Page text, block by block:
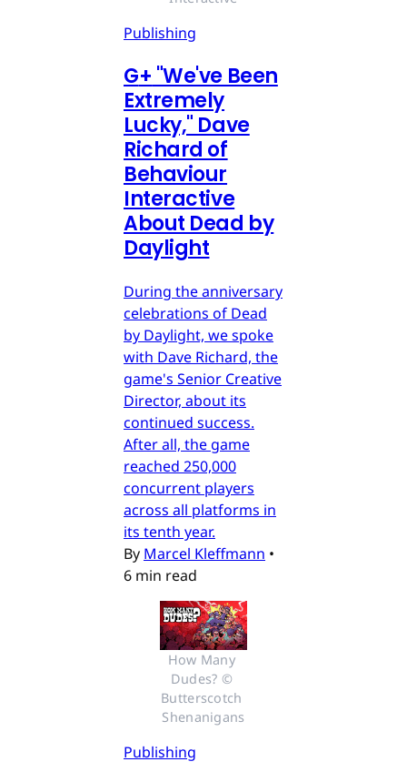
Publishing
G+ "We've Been
Extremely
Lucky," Dave
Richard of
Behaviour
Interactive
About Dead by
Daylight
During the anniversary
celebrations of Dead
by Daylight, we spoke
with Dave Richard, the
game's Senior Creative
Director, about its
continued success.
After all, the game
reached 250,000
concurrent players
across all platforms in
its tenth year.
By Marcel Kleffmann •
6 min read
How Many
Dudes? ©
Butterscotch
Shenanigans
Publishing